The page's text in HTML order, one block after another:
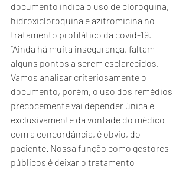
documento indica o uso de cloroquina,
hidroxicloroquina e azitromicina no
tratamento profilático da covid-19.
“Ainda há muita insegurança, faltam
alguns pontos a serem esclarecidos.
Vamos analisar criteriosamente o
documento, porém, o uso dos remédios
precocemente vai depender única e
exclusivamente da vontade do médico
com a concordância, é obvio, do
paciente. Nossa função como gestores
públicos é deixar o tratamento